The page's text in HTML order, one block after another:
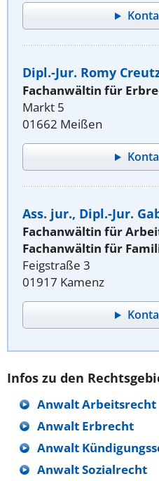
Dipl.-Jur. Romy
Fachanwältin für
Markt 5
01662 Meißen
Ass. jur., Dipl.-Jur.
Fachanwältin für
Fachanwältin für
Feigstraße 3
01917 Kamenz
Infos zu den
Anwalt Arbeitsrecht
Anwalt Erbrecht
Anwalt
Anwalt Sozialrecht